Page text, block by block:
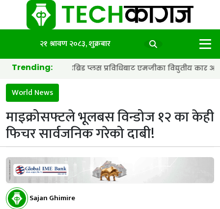
२१ श्रावण २०८३, शुक्रबार
Trending:
र हाइब्रिड प्लस प्रविधिबाट एमजीका विद्युतीय कार अझ छिटा र
World News
माइक्रोसफ्टले भूलबस विन्डोज १२ का केही
फिचर सार्वजनिक गरेको दाबी!
Sajan Ghimire